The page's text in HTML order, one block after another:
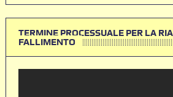
TERMINE PROCESSUALE PER LA
FALLIMENTO